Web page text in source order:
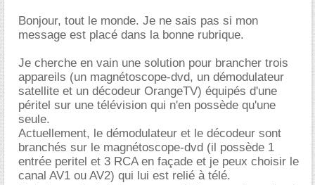
Bonjour, tout le monde. Je ne sais pas si mon
message est placé dans la bonne rubrique.
Je cherche en vain une solution pour brancher trois
appareils (un magnétoscope-dvd, un démodulateur
satellite et un décodeur OrangeTV) équipés d'une
péritel sur une télévision qui n'en possède qu'une
seule.
Actuellement, le démodulateur et le décodeur sont
branchés sur le magnétoscope-dvd (il possède 1
entrée peritel et 3 RCA en façade et je peux choisir le
canal AV1 ou AV2) qui lui est relié à télé.